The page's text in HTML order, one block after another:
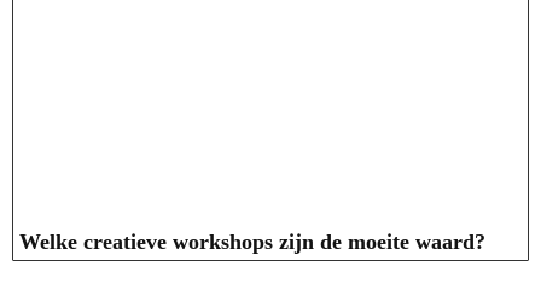
Welke creatieve workshops zijn de moeite waard?